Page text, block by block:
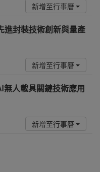
新增至行事曆
進封裝技術創新與量產
新增至行事曆
無人載具關鍵技術應用
新增至行事曆